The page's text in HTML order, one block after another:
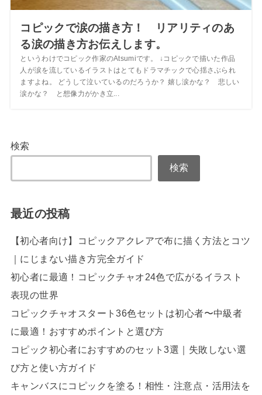
コピックで涙の描き方！ リアリティのあ
る涙の描き方お伝えします。
というわけでコピック作家のAtsumiです。 ↓コピックで描いた作品
人が涙を流しているイラストはとてもドラマチックで心揺さぶられ
ますよね。 どうして泣いているのだろうか？ 嬉し涙かな？ 悲しい
涙かな？ と想像力がかき立...
検索
検索
最近の投稿
【初心者向け】コピックアクレアで布に描く方法とコツ
｜にじまない描き方完全ガイド
初心者に最適！コピックチャオ24色で広がるイラスト
表現の世界
コピックチャオスタート36色セットは初心者〜中級者
に最適！おすすめポイントと選び方
コピック初心者におすすめのセット3選｜失敗しない選
び方と使い方ガイド
キャンバスにコピックを塗る！相性・注意点・活用法を